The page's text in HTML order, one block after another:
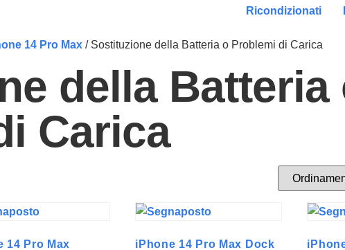
Ricondizionati
14 Pro Max / Sostituzione della Batteria o Problemi di Carica
della Batteria
Carica
14 Pro Max
iPhone 14 Pro Max Dock